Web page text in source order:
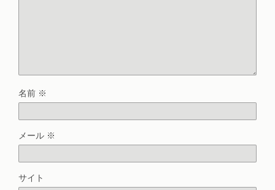
名前 ※
メール ※
サイト